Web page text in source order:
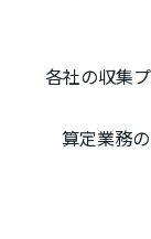
各社の収集
算定業務